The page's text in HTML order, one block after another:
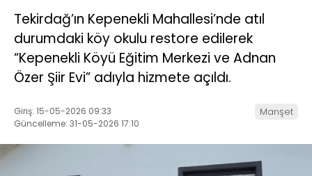
Tekirdağ’ın Kepenekli Mahallesi’nde atıl
durumdaki köy okulu restore edilerek
“Kepenekli Köyü Eğitim Merkezi ve Adnan
Özer Şiir Evi” adıyla hizmete açıldı.
Giriş: 15-05-2026 09:33
Güncelleme: 31-05-2026 17:10
Manşet